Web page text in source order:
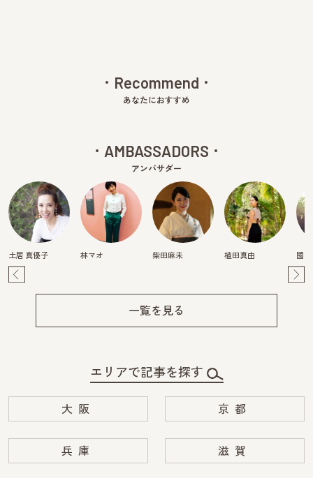
Recommend
あなたにおすすめ
AMBASSADORS
アンバサダー
土居 真優子 林マオ 柴田麻未 植田真由 國
一覧を見る
エリアで記事を探す
大阪 京都
兵庫 滋賀